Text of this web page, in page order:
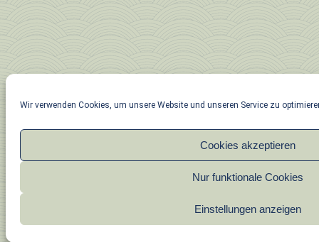
Wir verwenden Cookies, um unsere Website und unseren Service zu
Cookies akzeptieren
Nur funktionale Cookies
Einstellungen anzeigen